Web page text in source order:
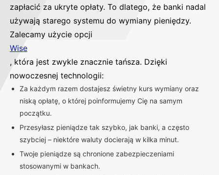
zapłacić za ukryte opłaty. To dlatego, że banki nadal
używają starego systemu do wymiany pieniędzy.
Zalecamy użycie opcji
Wise
, która jest zwykle znacznie tańsza. Dzięki
nowoczesnej technologii:
Za każdym razem dostajesz świetny kurs wymiany oraz
niską opłatę, o której poinformujemy Cię na samym
początku.
Przesyłasz pieniądze tak szybko, jak banki, a często
szybciej – niektóre waluty docierają w kilka minut.
Twoje pieniądze są chronione zabezpieczeniami
stosowanymi w bankach.